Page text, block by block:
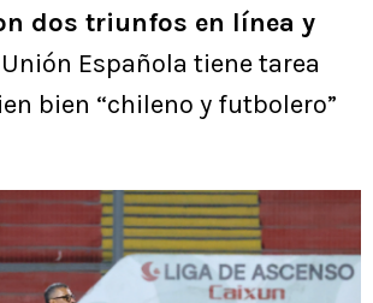
dos triunfos en línea y
Unión Española tiene tarea
bien “chileno y futbolero”